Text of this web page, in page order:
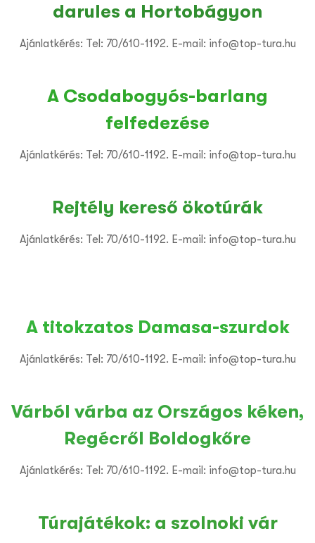
darules a Hortobágyon
Ajánlatkérés: Tel: 70/610-1192. E-mail: info@top-tura.hu
A Csodabogyós-barlang
felfedezése
Ajánlatkérés: Tel: 70/610-1192. E-mail: info@top-tura.hu
Rejtély kereső ökotúrák
Ajánlatkérés: Tel: 70/610-1192. E-mail: info@top-tura.hu
A titokzatos Damasa-szurdok
Ajánlatkérés: Tel: 70/610-1192. E-mail: info@top-tura.hu
Várból várba az Országos kéken,
Regécről Boldogkőre
Ajánlatkérés: Tel: 70/610-1192. E-mail: info@top-tura.hu
Túrajátékok: a szolnoki vár